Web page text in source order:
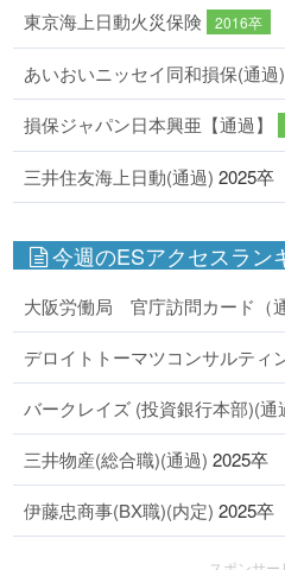
東京海上日動火災保険 2016卒
あいおいニッセイ同和損保(通過)
損保ジャパン日本興亜【通過】
三井住友海上日動(通過) 2025卒
今週のESアクセスラン
大阪労働局 官庁訪問カード（通
デロイトトーマツコンサルティ
バークレイズ (投資銀行本部)(通
三井物産(総合職)(通過) 2025卒
伊藤忠商事(BX職)(内定) 2025卒